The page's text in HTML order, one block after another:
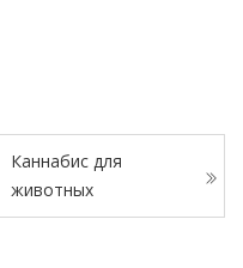
Каннабис для
животных